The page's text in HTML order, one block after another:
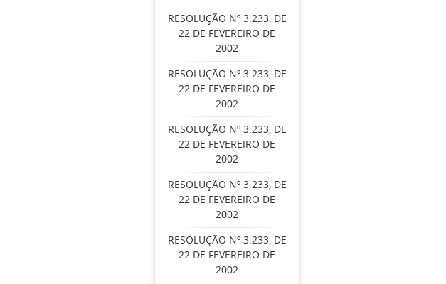
RESOLUÇÃO Nº 3.233, DE
22 DE FEVEREIRO DE
2002
RESOLUÇÃO Nº 3.233, DE
22 DE FEVEREIRO DE
2002
RESOLUÇÃO Nº 3.233, DE
22 DE FEVEREIRO DE
2002
RESOLUÇÃO Nº 3.233, DE
22 DE FEVEREIRO DE
2002
RESOLUÇÃO Nº 3.233, DE
22 DE FEVEREIRO DE
2002